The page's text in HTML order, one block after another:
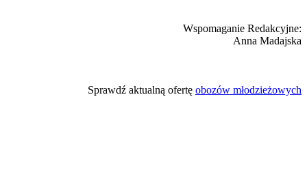
Wspomaganie Redakcyjne:
Anna Madajska
Sprawdź aktualną ofertę obozów młodzieżowych